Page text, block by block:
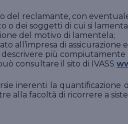
del reclamante, con
o dei soggetti di cui si lamenta
del motivo di lamentela;
all’impresa di assicurazione
più compiutamente
consultare il sito di IVASS
inerenti la quantificazione
alla facoltà di ricorrere a